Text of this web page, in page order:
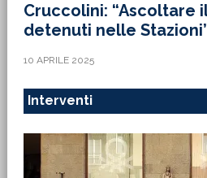
Cruccolini: “Ascoltare
detenuti nelle
10 APRILE 2025
Interventi